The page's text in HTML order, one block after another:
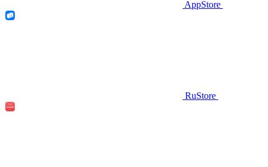
AppStore
RuStore